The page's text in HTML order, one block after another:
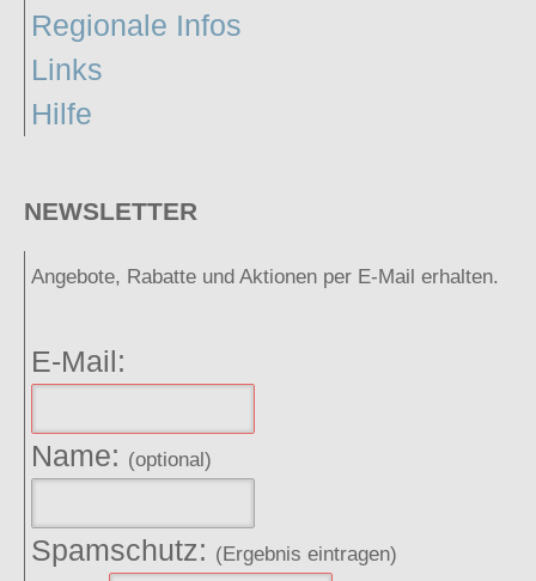
Regionale Infos
Links
Hilfe
NEWSLETTER
Angebote, Rabatte und Aktionen per E-Mail erhalten.
E-Mail:
Name: (optional)
Spamschutz: (Ergebnis eintragen)